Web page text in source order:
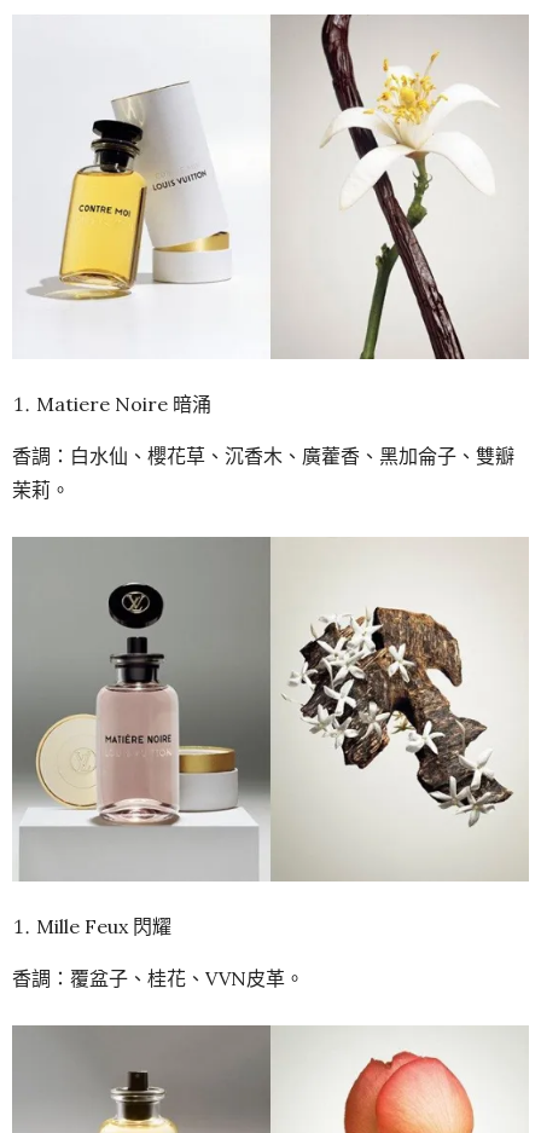
Matiere Noire 暗涌
香調：白水仙、櫻花草、沉香木、廣藿香、黑加侖子、雙瓣
茉莉。
Mille Feux 閃耀
香調：覆盆子、桂花、VVN皮革。